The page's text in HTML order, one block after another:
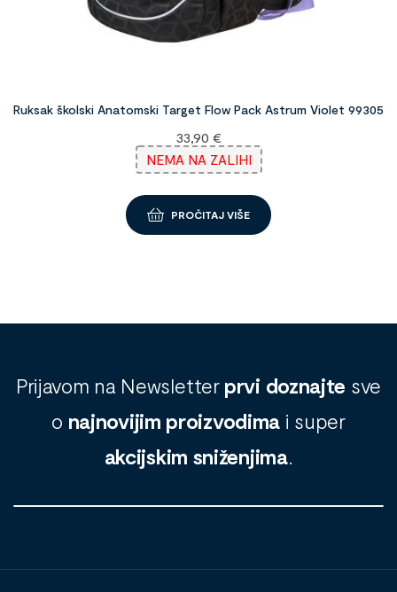
Ruksak školski Anatomski Target Flow Pack Astrum Violet 99305
33,90 €
NEMA NA ZALIHI
PROČITAJ VIŠE
Prijavom na Newsletter prvi doznajte sve
o najnovijim proizvodima i super
akcijskim sniženjima.